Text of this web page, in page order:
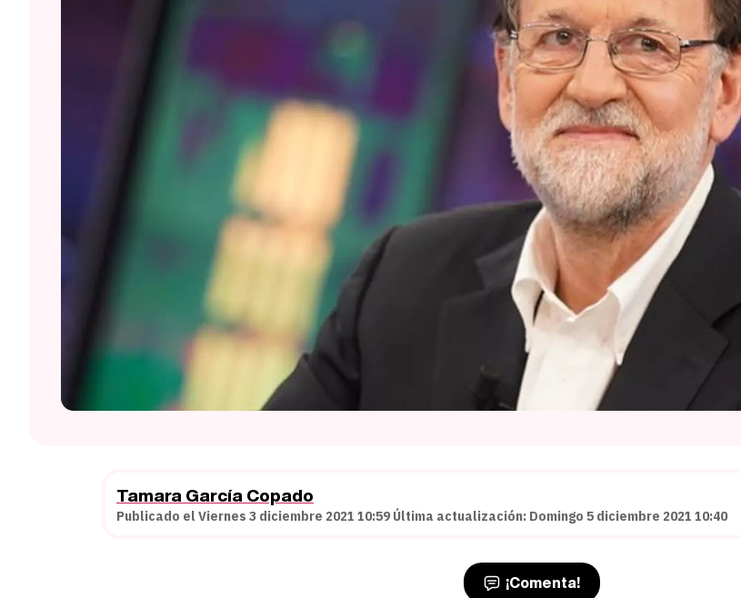
Tamara García Copado
Publicado el Viernes 3 diciembre 2021 10:59 Última actualización: Domingo 5 diciembre 2021 10:40
¡Comenta!